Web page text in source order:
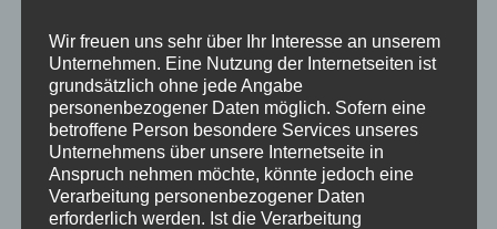
Wir freuen uns sehr über Ihr Interesse an unserem
Unternehmen. Eine Nutzung der Internetseiten ist
grundsätzlich ohne jede Angabe
personenbezogener Daten möglich. Sofern eine
betroffene Person besondere Services unseres
Unternehmens über unsere Internetseite in
Anspruch nehmen möchte, könnte jedoch eine
Verarbeitung personenbezogener Daten
erforderlich werden. Ist die Verarbeitung